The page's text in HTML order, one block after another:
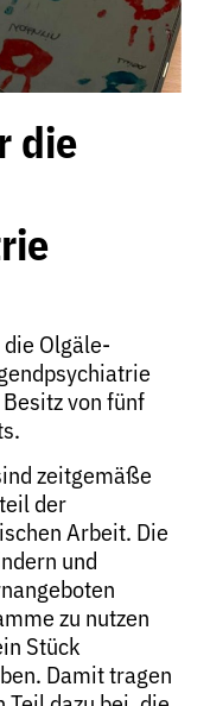
die
Olgäle-
von fünf
zeitgemäße
der
Arbeit. Die
und
zu nutzen
Stück
Damit tragen